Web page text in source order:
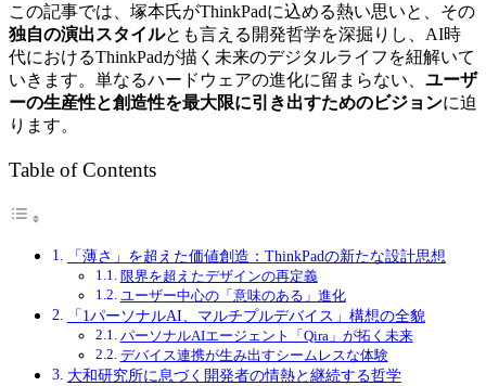
この記事では、塚本氏がThinkPadに込める熱い思いと、その
独自の演出スタイルとも言える開発哲学を深掘りし、AI時
代におけるThinkPadが描く未来のデジタルライフを紐解いて
いきます。単なるハードウェアの進化に留まらない、 ユーザ
ーの生産性と創造性を最大限に引き出すためのビジョンに迫
ります。
Table of Contents
「薄さ」を超えた価値創造：ThinkPadの新たな設計思想
限界を超えたデザインの再定義
ユーザー中心の「意味のある」進化
「1パーソナルAI、マルチプルデバイス」構想の全貌
パーソナルAIエージェント「Qira」が拓く未来
デバイス連携が生み出すシームレスな体験
大和研究所に息づく開発者の情熱と継続する哲学